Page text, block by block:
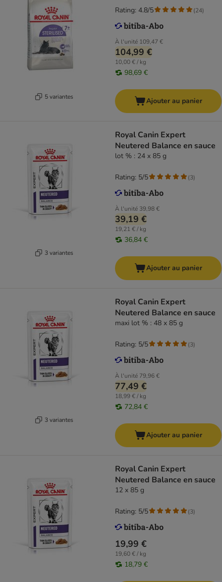
5 variantes
À l'unité 109,47 €
104,99 €
10,00 € / kg
98,69 €
Rating: 4.8/5 (24)
Ajouter au panier
3 variantes
Royal Canin Expert
Neutered Balance en sauce
lot % : 24 x 85 g
À l'unité 39,98 €
39,19 €
19,21 € / kg
36,84 €
Rating: 5/5 (3)
Ajouter au panier
3 variantes
Royal Canin Expert
Neutered Balance en sauce
maxi lot % : 48 x 85 g
À l'unité 79,96 €
77,49 €
18,99 € / kg
72,84 €
Rating: 5/5 (3)
Ajouter au panier
Royal Canin Expert
Neutered Balance en sauce
12 x 85 g
19,99 €
19,60 € / kg
18,79 €
Rating: 5/5 (3)